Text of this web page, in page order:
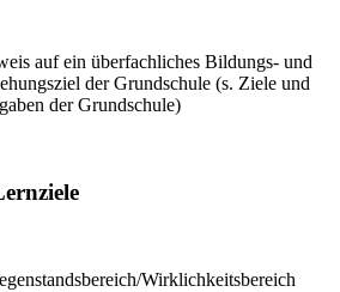
auf ein überfachliches Bildungs- und
der Grundschule (s. Ziele und
der Grundschule)
Wirklichkeitsbereich